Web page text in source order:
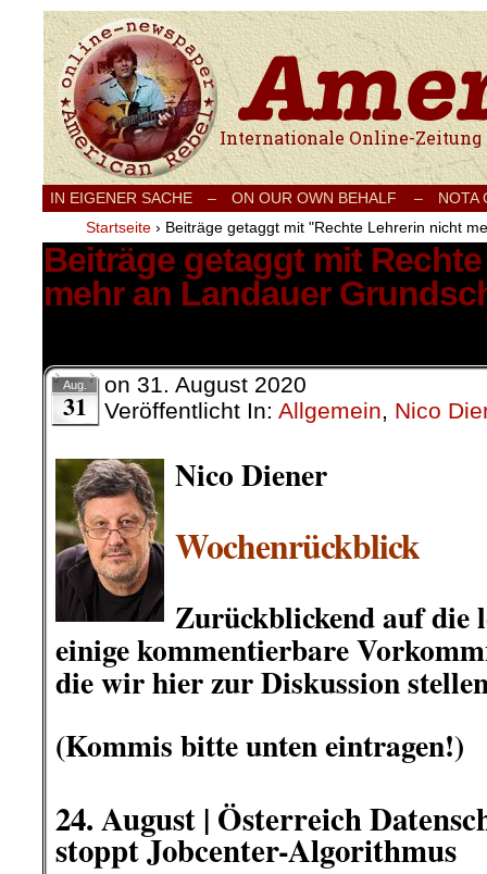
Internationale Onlinezeitung für Frieden,
IN EIGENER SACHE – ON OUR OWN BEHALF –
NOTA
Startseite › Beiträge getaggt mit "Rechte Lehrerin nicht
Beiträge getaggt mit
mehr an Landauer
Aug.
31
on 31. August 2020
Veröffentlicht In: Allgemein, Nico
Nico Diener
Wochenrückblick
Zurückblickend auf die
einigekommentierbare
die wir hier zur Diskussion
(Kommis bitte unten eintragen!)
24.August | Österreich
stoppt Jobcenter-Algorithmus